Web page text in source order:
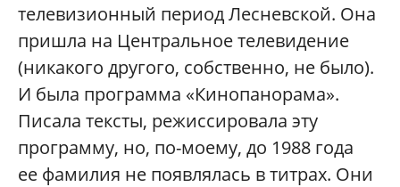
телевизионный период Лесневской. Она
пришла на Центральное телевидение
(никакого другого, собственно, не было).
И была программа «Кинопанорама».
Писала тексты, режиссировала эту
программу, но, по-моему, до 1988 года
ее фамилия не появлялась в титрах. Они